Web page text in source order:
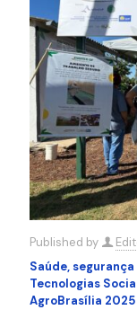
Published by
Saúde,
Tecnologias
AgroBrasília 2025